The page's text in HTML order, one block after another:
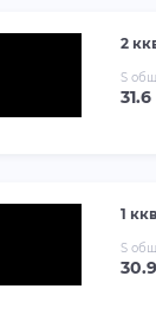
2
S
1 ккв
S